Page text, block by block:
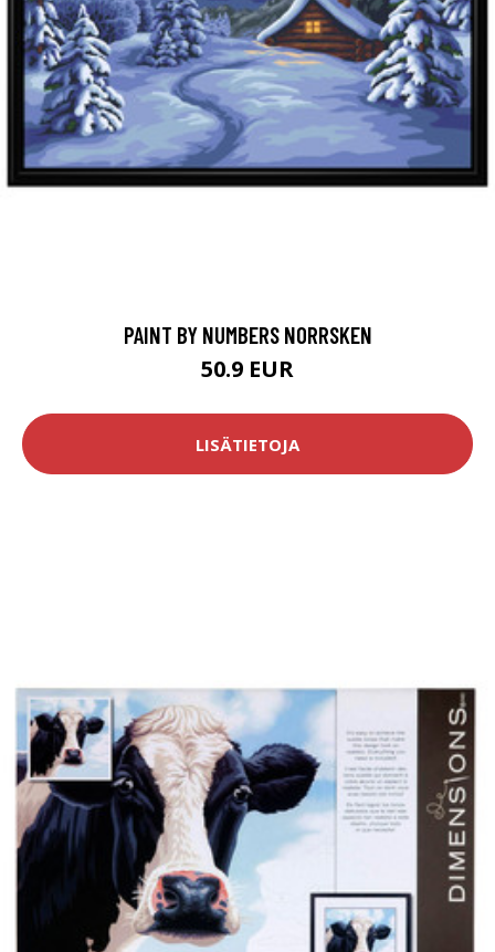
PAINT BY NUMBERS NORRSKEN
50.9 EUR
LISÄTIETOJA